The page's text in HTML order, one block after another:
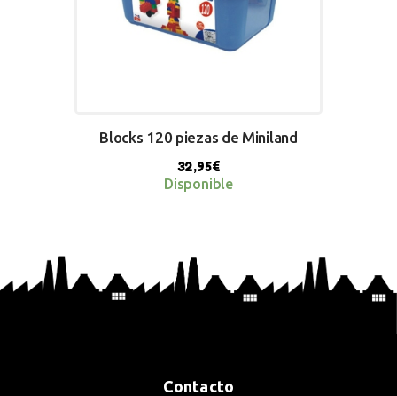
Blocks 120 piezas de Miniland
32,95€
Disponible
Contacto